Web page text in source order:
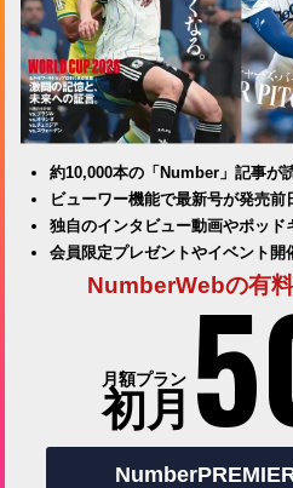
約10,000本の「Number」記事が
ビューワー機能で最新号が発売前
独自のインタビュー動画やポッド
会員限定プレゼントやイベント開
NumberWebの有
月額プラン
初月